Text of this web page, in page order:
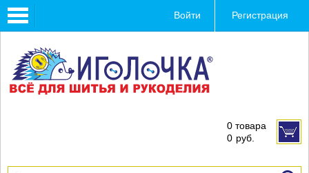
Toggle
navigation
Войти Регистрация
0 товара
0 руб.